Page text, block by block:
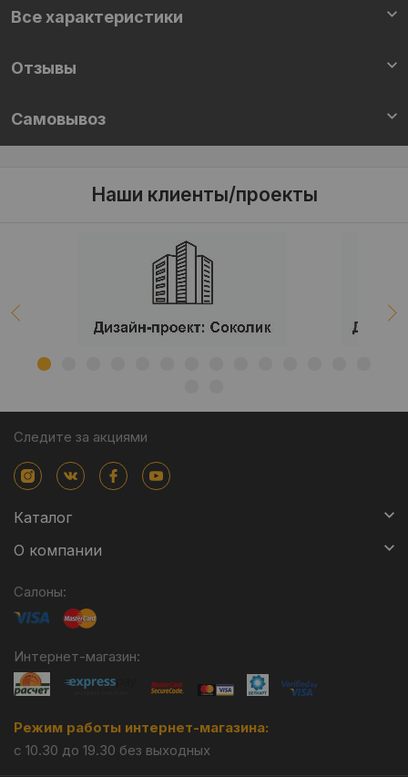
Все характеристики
Отзывы
Самовывоз
Наши клиенты/проекты
Следите за акциями
Каталог
О компании
Салоны:
Интернет-магазин:
Режим работы интернет-магазина:
с 10.30 до 19.30 без выходных